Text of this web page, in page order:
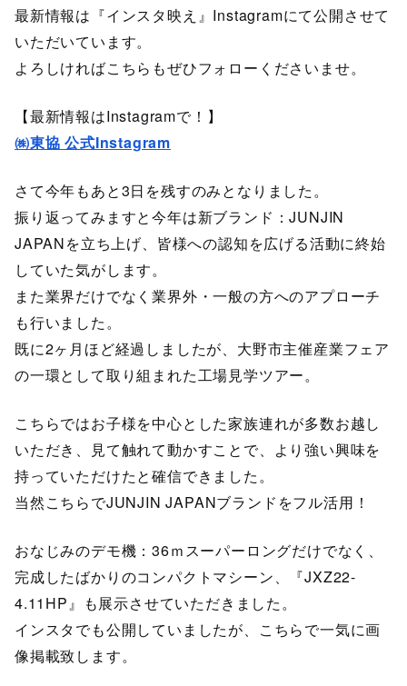
最新情報は『インスタ映え』Instagramにて公開させて
いただいています。
よろしければこちらもぜひフォローくださいませ。
【最新情報はInstagramで！】
㈱東協 公式Instagram
さて今年もあと3日を残すのみとなりました。
振り返ってみますと今年は新ブランド：JUNJIN
JAPANを立ち上げ、皆様への認知を広げる活動に終始
していた気がします。
また業界だけでなく業界外・一般の方へのアプローチ
も行いました。
既に2ヶ月ほど経過しましたが、大野市主催産業フェア
の一環として取り組まれた工場見学ツアー。
こちらではお子様を中心とした家族連れが多数お越し
いただき、見て触れて動かすことで、より強い興味を
持っていただけたと確信できました。
当然こちらでJUNJIN JAPANブランドをフル活用！
おなじみのデモ機：36ｍスーパーロングだけでなく、
完成したばかりのコンパクトマシーン、『JXZ22-
4.11HP』も展示させていただきました。
インスタでも公開していましたが、こちらで一気に画
像掲載致します。